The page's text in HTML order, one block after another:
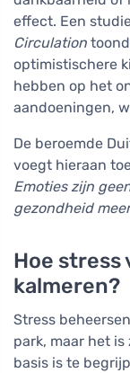
effect. Een
Circulation
optimistischere
hebben op het
aandoeningen,
De beroemde
voegt hieraan
Emoties zijn
gezondheid
Hoe stress
kalmeren?
Stress
park, maar het is
basis is te